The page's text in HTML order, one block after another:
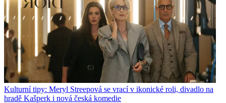
Kulturní tipy: Meryl Streepová se vrací v ikonické roli, divadlo na
hradě Kašperk i nová česká komedie